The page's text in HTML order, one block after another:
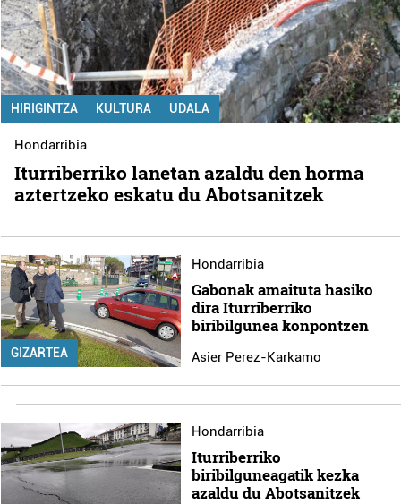
HIRIGINTZA KULTURA UDALA
Hondarribia
Iturriberriko lanetan azaldu den horma
aztertzeko eskatu du Abotsanitzek
GIZARTEA
Hondarribia
Gabonak amaituta hasiko
dira Iturriberriko
biribilgunea konpontzen
Asier Perez-Karkamo
Hondarribia
Iturriberriko
biribilguneagatik kezka
azaldu du Abotsanitzek